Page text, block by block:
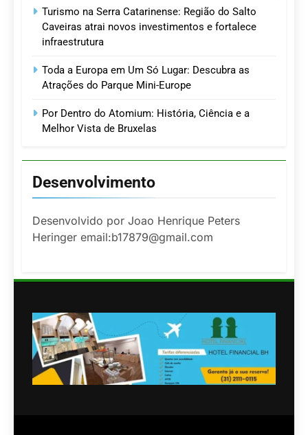
Turismo na Serra Catarinense: Região do Salto
Caveiras atrai novos investimentos e fortalece
infraestrutura
Toda a Europa em Um Só Lugar: Descubra as
Atrações do Parque Mini-Europe
Por Dentro do Atomium: História, Ciência e a
Melhor Vista de Bruxelas
Desenvolvimento
Desenvolvido por Joao Henrique Peters
Heringer email:b17879@gmail.com